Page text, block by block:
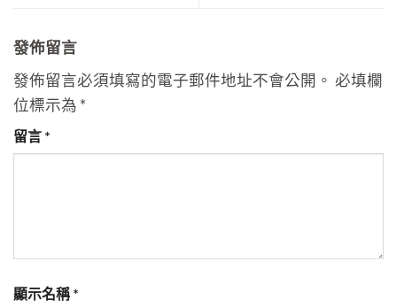
發佈留言
發佈留言必須填寫的電子郵件地址不會公開。 必填欄
位標示為 *
留言 *
顯示名稱 *